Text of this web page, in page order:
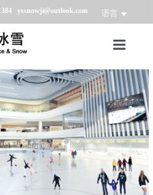
yssnowji@outlook.com 语言
首页
冰雪产品
冰雪业务
冰雪案例
冰雪新闻